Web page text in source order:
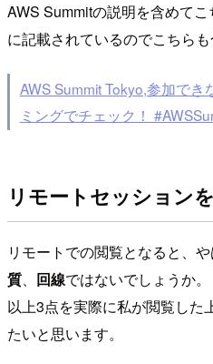
AWS Summitの説明を含めて
に記載されているのでこちらも
AWS Summit Tokyo,参加で
ミングでチェック！
リモートセッション
リモートでの閲覧となると、
質
回線ではないでしょうか。
以上3点を実際に私が閲覧した
たいと思います。